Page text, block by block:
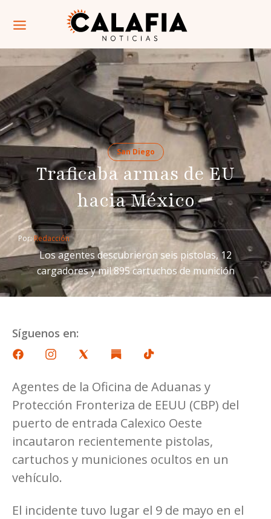
San Diego
Traficaba armas de EU
hacia México
Por: Redacción
Los agentes descubrieron seis pistolas, 12
cargadores y mil 895 cartuchos de munición
Síguenos en:
Agentes de la Oficina de Aduanas y
Protección Fronteriza de EEUU (CBP) del
puerto de entrada Calexico Oeste
incautaron recientemente pistolas,
cartuchos y municiones ocultos en un
vehículo.
El incidente tuvo lugar el 9 de mayo en el